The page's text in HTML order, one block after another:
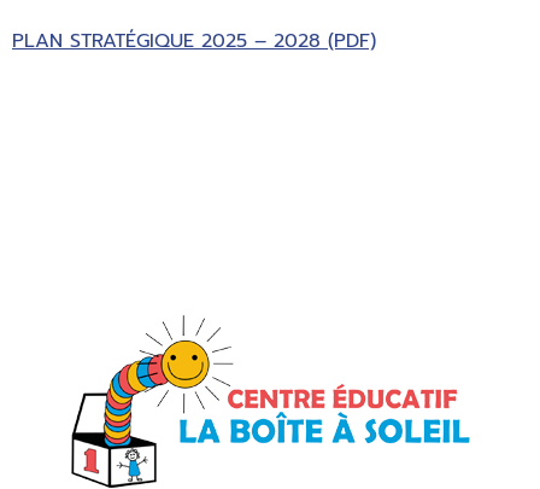
PLAN STRATÉGIQUE 2025 – 2028 (PDF)